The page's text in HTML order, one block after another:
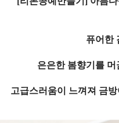
퓨어한
은은한 봄향기를
고급스러움이 느껴져 금